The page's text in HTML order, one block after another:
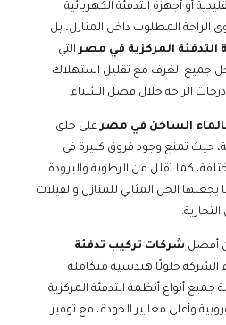
أو أجهزة التدفئة الكهربائية
الراحة المطلوب داخل المنازل، بل
التدفئة المركزية في مصرالتي
داخل جميع الغرف مع تقليل استهلاك
درجات الراحة خلال فصل الشتاء.
بالماء الساخن في مصرعلى خلق
حيث تمنع وجود فروق كبيرة في
كما تقلل من الرطوبة والبرودة
الحل المثالي للمنازل والفيلات
أفضل شركات تركيب تدفئة
الشركة حلولًا هندسية متكاملة
أنواع أنظمة التدفئة المركزية
وأعلى معايير الجودة، مع توفير